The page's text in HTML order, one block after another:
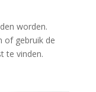
worden.
of gebruik de
te vinden.